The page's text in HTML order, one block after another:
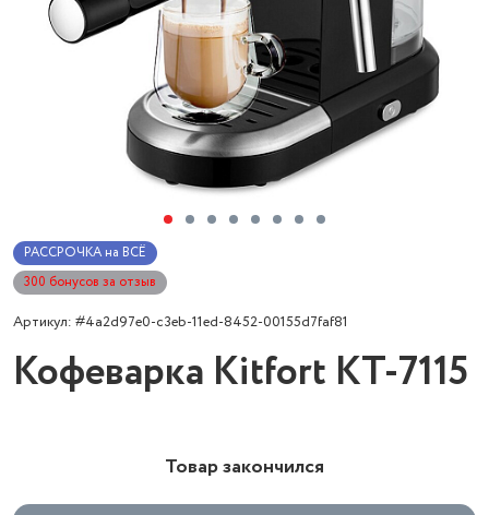
РАССРОЧКА на ВСЁ
300 бонусов за отзыв
Артикул: #4a2d97e0-c3eb-11ed-8452-00155d7faf81
Кофеварка Kitfort КТ-7115
Товар закончился